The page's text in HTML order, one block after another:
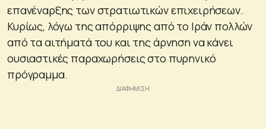
επανέναρξης των στρατιωτικών επιχειρήσεων.
Κυρίως, λόγω της απόρριψης από το Ιράν πολλών
από τα αιτήματά του και της άρνηση να κάνει
ουσιαστικές παραχωρήσεις στο πυρηνικό
πρόγραμμα.